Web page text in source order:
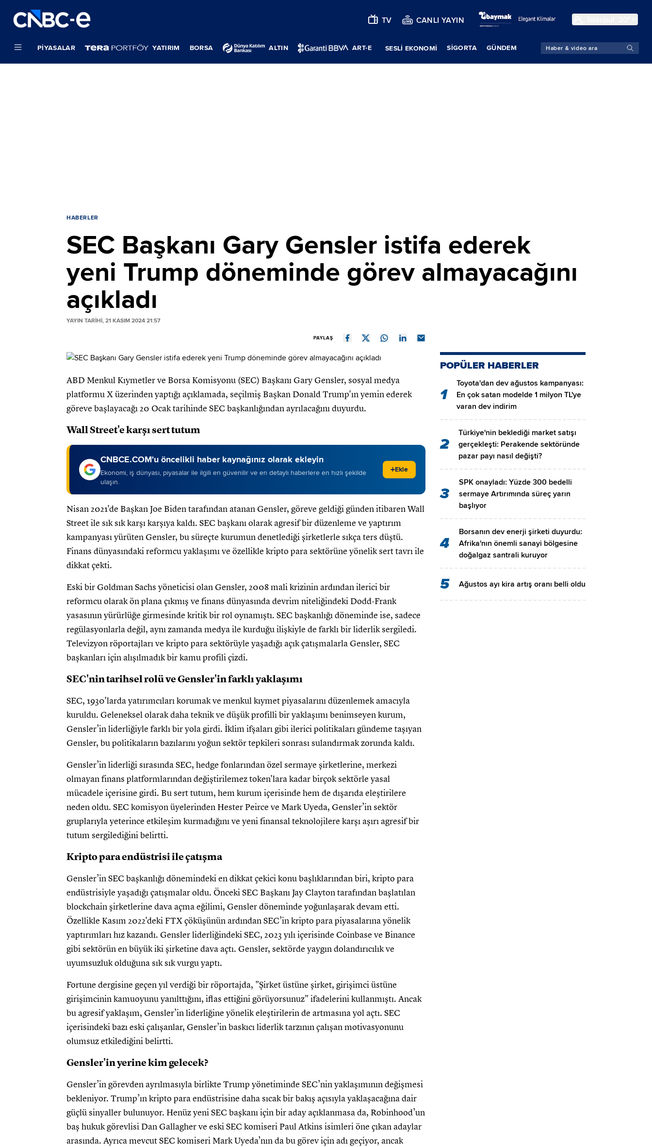
TV CANLI YAYIN
PIYASALAR YATIRIM BORSA ALTIN ART-E SESLİ EKONOMİ SIGORTA GÜNDEM
HABERLER
SEC Başkanı Gary Gensler istifa ederek
yeni Trump döneminde görev almayacağını
açıkladı
YAYIN TARİHİ, 21 KASIM 2024 21:57
PAYLAŞ
ABD Menkul Kıymetler ve Borsa Komisyonu (SEC) Başkanı Gary Gensler, sosyal medya
platformu X üzerinden yaptığı açıklamada, seçilmiş Başkan Donald Trump'ın yemin ederek
göreve başlayacağı 20 Ocak tarihinde SEC başkanlığından ayrılacağını duyurdu.
Wall Street'e karşı sert tutum
CNBCE.COM'u öncelikli haber kaynağınız olarak ekleyin
Ekonomi, iş dünyası, piyasalar ile ilgili en güvenilir ve en detaylı haberlere en hızlı şekilde
ulaşın.
+Ekle
Nisan 2021'de Başkan Joe Biden tarafından atanan Gensler, göreve geldiği günden itibaren Wall
Street ile sık sık karşı karşıya kaldı. SEC başkanı olarak agresif bir düzenleme ve yaptırım
kampanyası yürüten Gensler, bu süreçte kurumun denetlediği şirketlerle sıkça ters düştü.
Finans dünyasındaki reformcu yaklaşımı ve özellikle kripto para sektörüne yönelik sert tavrı ile
dikkat çekti.
Eski bir Goldman Sachs yöneticisi olan Gensler, 2008 mali krizinin ardından ilerici bir
reformcu olarak ön plana çıkmış ve finans dünyasında devrim niteliğindeki Dodd-Frank
yasasının yürürlüğe girmesinde kritik bir rol oynamıştı. SEC başkanlığı döneminde ise, sadece
regülasyonlarla değil, aynı zamanda medya ile kurduğu ilişkiyle de farklı bir liderlik sergiledi.
Televizyon röportajları ve kripto para sektörüyle yaşadığı açık çatışmalarla Gensler, SEC
başkanları için alışılmadık bir kamu profili çizdi.
SEC'nin tarihsel rolü ve Gensler'in farklı yaklaşımı
SEC, 1930'larda yatırımcıları korumak ve menkul kıymet piyasalarını düzenlemek amacıyla
kuruldu. Geleneksel olarak daha teknik ve düşük profilli bir yaklaşımı benimseyen kurum,
Gensler’in liderliğiyle farklı bir yola girdi. İklim ifşaları gibi ilerici politikaları gündeme taşıyan
Gensler, bu politikaların bazılarını yoğun sektör tepkileri sonrası sulandırmak zorunda kaldı.
Gensler’in liderliği sırasında SEC, hedge fonlarından özel sermaye şirketlerine, merkezi
olmayan finans platformlarından değiştirilemez token'lara kadar birçok sektörle yasal
mücadele içerisine girdi. Bu sert tutum, hem kurum içerisinde hem de dışarıda eleştirilere
neden oldu. SEC komisyon üyelerinden Hester Peirce ve Mark Uyeda, Gensler’in sektör
gruplarıyla yeterince etkileşim kurmadığını ve yeni finansal teknolojilere karşı aşırı agresif bir
tutum sergilediğini belirtti.
Kripto para endüstrisi ile çatışma
Gensler’in SEC başkanlığı dönemindeki en dikkat çekici konu başlıklarından biri, kripto para
endüstrisiyle yaşadığı çatışmalar oldu. Önceki SEC Başkanı Jay Clayton tarafından başlatılan
blockchain şirketlerine dava açma eğilimi, Gensler döneminde yoğunlaşarak devam etti.
Özellikle Kasım 2022'deki FTX çöküşünün ardından SEC’in kripto para piyasalarına yönelik
yaptırımları hız kazandı. Gensler liderliğindeki SEC, 2023 yılı içerisinde Coinbase ve Binance
gibi sektörün en büyük iki şirketine dava açtı. Gensler, sektörde yaygın dolandırıcılık ve
uyumsuzluk olduğuna sık sık vurgu yaptı.
Fortune dergisine geçen yıl verdiği bir röportajda, "Şirket üstüne şirket, girişimci üstüne
girişimcinin kamuoyunu yanılttığını, iflas ettiğini görüyorsunuz" ifadelerini kullanmıştı. Ancak
bu agresif yaklaşım, Gensler’in liderliğine yönelik eleştirilerin de artmasına yol açtı. SEC
içerisindeki bazı eski çalışanlar, Gensler’in baskıcı liderlik tarzının çalışan motivasyonunu
olumsuz etkilediğini belirtti.
Gensler'in yerine kim gelecek?
Gensler’in görevden ayrılmasıyla birlikte Trump yönetiminde SEC’nin yaklaşımının değişmesi
bekleniyor. Trump’ın kripto para endüstrisine daha sıcak bir bakış açısıyla yaklaşacağına dair
güçlü sinyaller bulunuyor. Henüz yeni SEC başkanı için bir aday açıklanmasa da, Robinhood’un
baş hukuk görevlisi Dan Gallagher ve eski SEC komiseri Paul Atkins isimleri öne çıkan adaylar
arasında. Ayrıca mevcut SEC komiseri Mark Uyeda’nın da bu görev için adı geçiyor, ancak
POPÜLER HABERLER
1
Toyota'dan dev ağustos kampanyası:
En çok satan modelde 1 milyon TL'ye
varan dev indirim
2
Türkiye'nin beklediği market satışı
gerçekleşti: Perakende sektöründe
pazar payı nasıl değişti?
3
SPK onayladı: Yüzde 300 bedelli
sermaye Artırımında süreç yarın
başlıyor
4
Borsanın dev enerji şirketi duyurdu:
Afrika'nın önemli sanayi bölgesine
doğalgaz santrali kuruyor
5 Ağustos ayı kira artış oranı belli oldu